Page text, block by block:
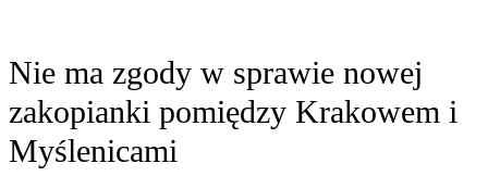
Nie ma zgody w sprawie nowej
zakopianki pomiędzy Krakowem i
Myślenicami